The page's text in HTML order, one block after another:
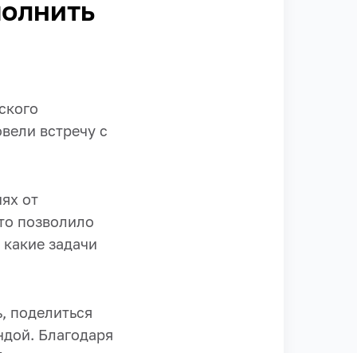
встречу с
от
позволило
задачи
поделиться
Благодаря